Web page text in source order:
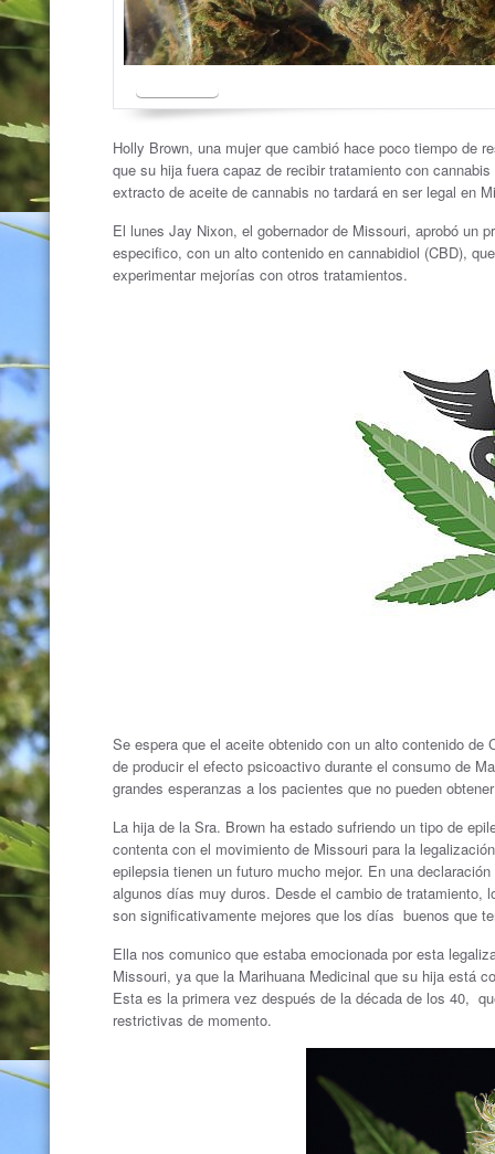
Holly Brown, una mujer que cambió hace poco tiempo de
que su hija fuera capaz de recibir tratamiento con
extracto de aceite de cannabis no tardará en ser legal en
El lunes Jay Nixon, el gobernador de Missouri, aprobó un
especifico, con un alto contenido en cannabidiol (CBD),
experimentar mejorías con otros tratamientos.
Se espera que el aceite obtenido con un alto contenido
de producir el efecto psicoactivo durante el consumo de
grandes esperanzas a los pacientes que no pueden
La hija de la Sra. Brown ha estado sufriendo un tipo de
contenta con el movimiento de Missouri para la
epilepsia tienen un futuro mucho mejor. En una
algunos días muy duros. Desde el cambio de
son significativamente mejores que los días buenos que
Ella nos comunico que estaba emocionada por esta
Missouri, ya que la Marihuana Medicinal que su hija está
Esta es la primera vez después de la década de los 40,
restrictivas de momento.